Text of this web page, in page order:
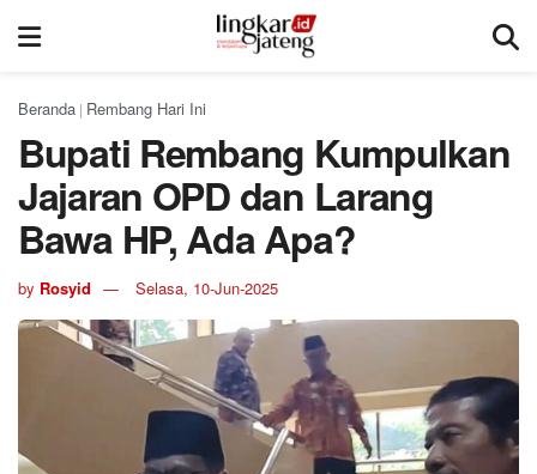
Beranda | Rembang Hari Ini
Bupati Rembang Kumpulkan
Jajaran OPD dan Larang
Bawa HP, Ada Apa?
by Rosyid Selasa, 10-Jun-2025